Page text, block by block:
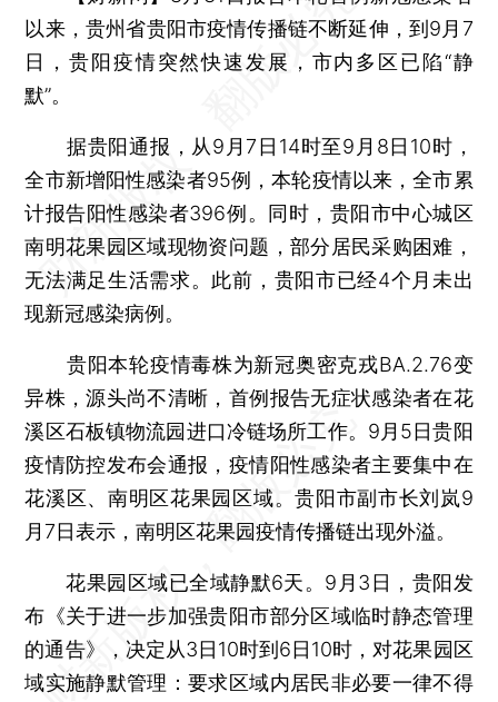
以来，贵州省贵阳市疫情传播链不断延伸，到9月7
日，贵阳疫情突然快速发展，市内多区已陷“静
默”。
据贵阳通报，从9月7日14时至9月8日10时，
全市新增阳性感染者95例，本轮疫情以来，全市累
计报告阳性感染者396例。同时，贵阳市中心城区
南明花果园区域现物资问题，部分居民采购困难，
无法满足生活需求。此前，贵阳市已经4个月未出
现新冠感染病例。
贵阳本轮疫情毒株为新冠奥密克戎BA.2.76变
异株，源头尚不清晰，首例报告无症状感染者在花
溪区石板镇物流园进口冷链场所工作。9月5日贵阳
疫情防控发布会通报，疫情阳性感染者主要集中在
花溪区、南明区花果园区域。贵阳市副市长刘岚9
月7日表示，南明区花果园疫情传播链出现外溢。
花果园区域已全域静默6天。9月3日，贵阳发
布《关于进一步加强贵阳市部分区域临时静态管理
的通告》，决定从3日10时到6日10时，对花果园区
域实施静默管理：要求区域内居民非必要一律不得